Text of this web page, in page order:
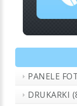
PANELE
DRUKARKI